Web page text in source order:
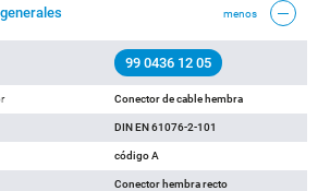
menos
99 0436 12 05
Conector de cable hembra
DIN EN 61076-2-101
código A
Conector hembra recto